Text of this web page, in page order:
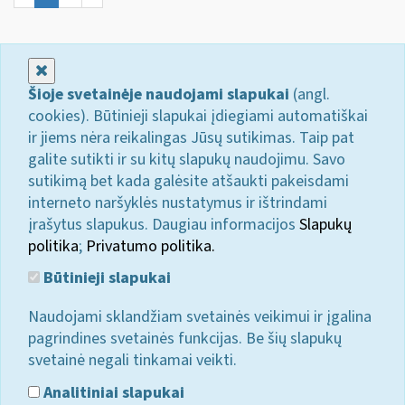
Šioje svetainėje naudojami slapukai (angl.
cookies). Būtinieji slapukai įdiegiami automatiškai
ir jiems nėra reikalingas Jūsų sutikimas. Taip pat
galite sutikti ir su kitų slapukų naudojimu. Savo
sutikimą bet kada galėsite atšaukti pakeisdami
interneto naršyklės nustatymus ir ištrindami
įrašytus slapukus. Daugiau informacijos Slapukų
politika; Privatumo politika.
Būtinieji slapukai
Naudojami sklandžiam svetainės veikimui ir įgalina
pagrindines svetainės funkcijas. Be šių slapukų
svetainė negali tinkamai veikti.
Analitiniai slapukai